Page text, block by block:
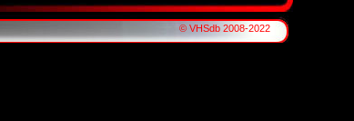
© VHSdb 2008-2022